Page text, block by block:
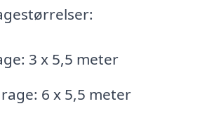
3 x 5,5 meter
6 x 5,5 meter